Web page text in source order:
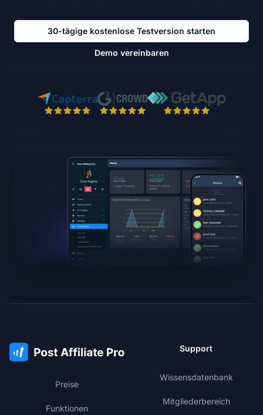
30-tägige kostenlose Testversion starten
Demo vereinbaren
Preise
Funktionen
Support
Wissensdatenbank
Mitgliederbereich